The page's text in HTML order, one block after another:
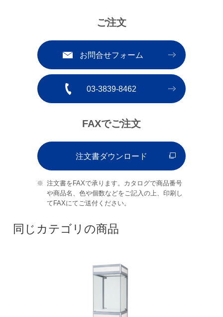
ご注文
お問合せフォーム
03-3839-8462
FAXでご注文
注文書ダウンロード
注文書をFAXで承ります。カタログで商品番号
や商品名、色や個数などをご記入の上、印刷し
てFAXにてご送付ください。
同じカテゴリの商品